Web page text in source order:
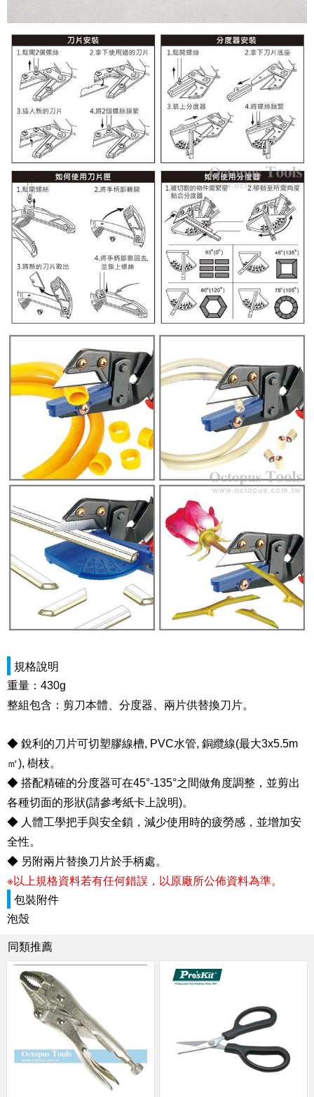
規格說明
重量：430g
整組包含：剪刀本體、分度器、兩片供替換刀片。
◆ 銳利的刀片可切塑膠線槽, PVC水管, 銅纜線(最大3x5.5m
㎡), 樹枝。
◆ 搭配精確的分度器可在45°-135°之間做角度調整，並剪出
各種切面的形狀(請參考紙卡上說明)。
◆ 人體工學把手與安全鎖，減少使用時的疲勞感，並增加安
全性。
◆ 另附兩片替換刀片於手柄處。
※以上規格資料若有任何錯誤，以原廠所公佈資料為準。
包裝附件
泡殼
同類推薦